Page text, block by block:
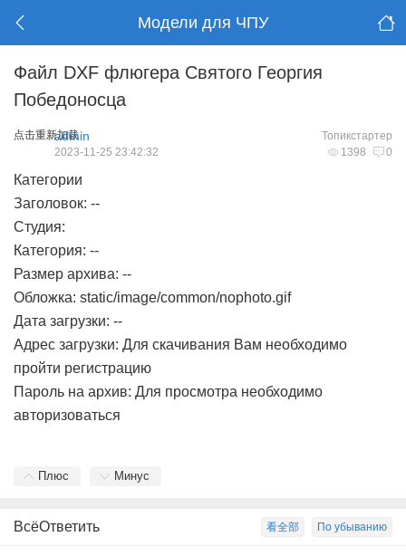
Модели для ЧПУ
Файл DXF флюгера Святого Георгия
Победоносца
点击重新加载 Топикстартер
admin
1398 0
2023-11-25 23:42:32
Категории
Заголовок: --
Студия:
Категория: --
Размер архива: --
Обложка: static/image/common/nophoto.gif
Дата загрузки: --
Адрес загрузки: Для скачивания Вам необходимо
пройти регистрацию
Пароль на архив: Для просмотра необходимо
авторизоваться
Плюс Минус
По убыванию
看全部
ВсёОтветить